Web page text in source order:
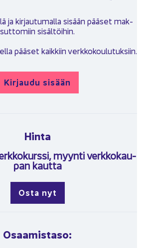
ja kir­jau­tu­mal­la si­sään pää­set mak­
sut­to­miin si­säl­töi­hin.
pää­set kaik­kiin verk­ko­kou­lu­tuk­siin.
Kir­jau­du si­sään
Hinta
myyn­ti verk­ko­kau­
pan kaut­ta
Osta nyt
Osaa­mis­ta­so: